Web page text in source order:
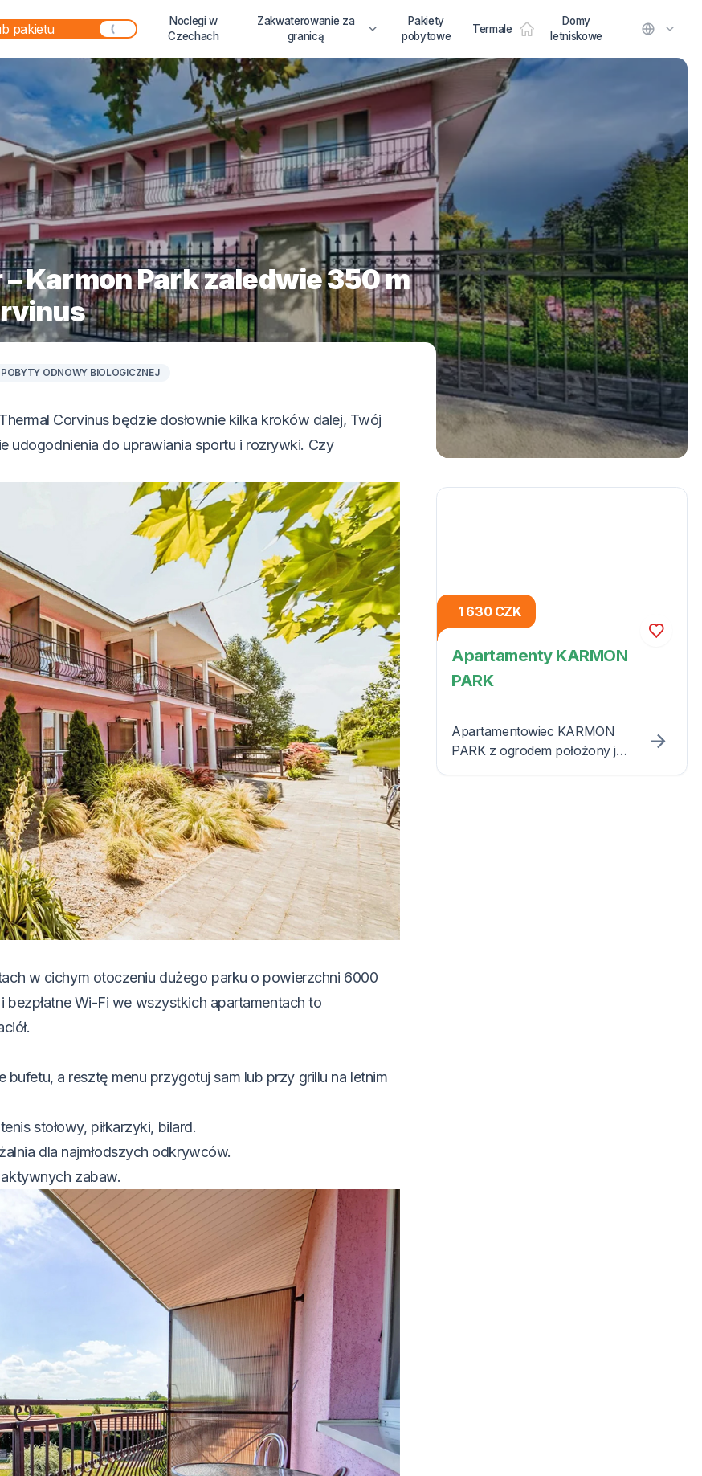
Noclegi w
Czechach
Zakwaterowanie za
granicą
Pakiety
pobytowe
Termale
Domy
letniskowe
Karmon Park zaledwie 350 m
POBYTY ODNOWY BIOLOGICZNEJ
Corvinus będzie dosłownie kilka kroków dalej, Twój
udogodnienia do uprawiania sportu i rozrywki. Czy
w cichym otoczeniu dużego parku o powierzchni 6000
bezpłatne Wi-Fi we wszystkich apartamentach to
a resztę menu przygotuj sam lub przy grillu na letnim
stołowy, piłkarzyki, bilard.
dla najmłodszych odkrywców.
zabaw.
1 630 CZK
Apartamenty KARMON
PARK
Apartamentowiec KARMON
PARK z ogrodem położony jest